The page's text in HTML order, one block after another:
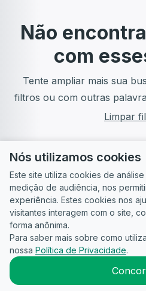
Não
com
Tente ampliar mais sua
filtros ou com outras
Limpar
Guia do
Candidato
Para
empresas
2026
Nós utilizamos cookies
Este site utiliza cookies de
medição de audiência, nos
experiência. Estes cookies nos
visitantes interagem com o site,
forma anônima.
Para saber mais sobre como
nossa Política de Privacidade.